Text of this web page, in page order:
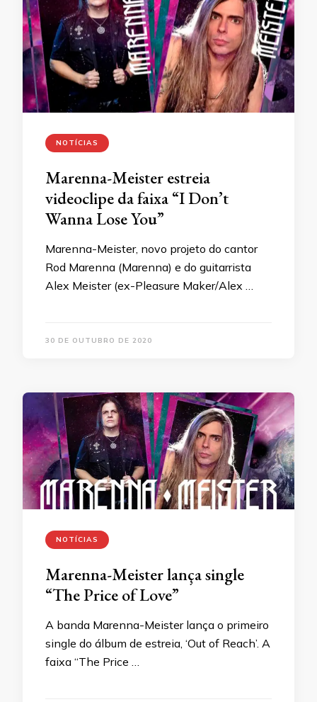
NOTÍCIAS
Marenna-Meister estreia
videoclipe da faixa “I Don’t
Wanna Lose You”
Marenna-Meister, novo projeto do cantor
Rod Marenna (Marenna) e do guitarrista
Alex Meister (ex-Pleasure Maker/Alex …
30 DE OUTUBRO DE 2020
NOTÍCIAS
Marenna-Meister lança single
“The Price of Love”
A banda Marenna-Meister lança o primeiro
single do álbum de estreia, ‘Out of Reach’. A
faixa “The Price …